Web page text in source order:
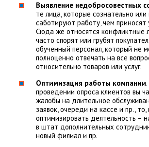
Выявление недобросовестных
те лица, которые сознательно
саботируют работу, чем приносят
Сюда же относятся конфликтные
часто спорят или грубят
обученный персонал, который не
полноценно отвечать на все
относительно товаров или услуг.
Оптимизация работы компании
проведении опроса клиентов вы
жалобы на длительное
заявок, очереди на кассе и пр.,
оптимизировать деятельность –
в штат дополнительных
новый филиал и пр.